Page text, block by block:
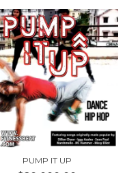
PUMP IT UP